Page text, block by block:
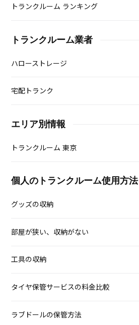
トランクルーム ランキング
トランクルーム業者
ハローストレージ
宅配トランク
エリア別情報
トランクルーム 東京
個人のトランクルーム使用方法
グッズの収納
部屋が狭い、収納がない
工具の収納
タイヤ保管サービスの料金比較
ラブドールの保管方法